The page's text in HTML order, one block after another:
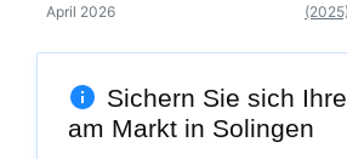
April 2026
(2025)
Sichern Sie sich
am Markt in Solingen